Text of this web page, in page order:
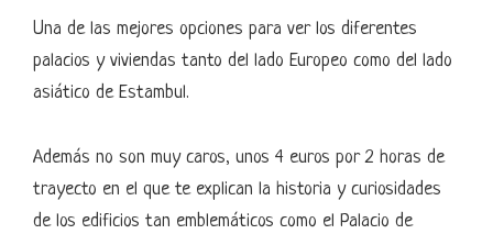
Una de las mejores opciones para ver los diferentes
palacios y viviendas tanto del lado Europeo como del lado
asiático de Estambul.
Además no son muy caros, unos 4 euros por 2 horas de
trayecto en el que te explican la historia y curiosidades
de los edificios tan emblemáticos como el Palacio de